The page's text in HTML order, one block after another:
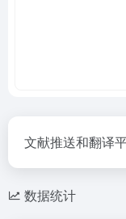
文献推送和翻译
数据统计